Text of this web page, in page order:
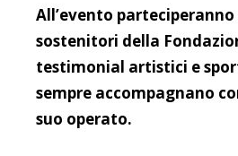
All’evento
sostenitori della
testimonial artistici e
sempre accompagnano
suo operato.